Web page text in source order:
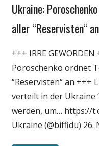
Gesellschaft
Medien
Wissenschaft
Ukraine:
aller “Reservisten“ an
+++ IRRE
Poroschenko ordnet
“Reservisten“ an
verteilt in der Ukraine
werden, um… https://
Ukraine (@biffidu) 26.